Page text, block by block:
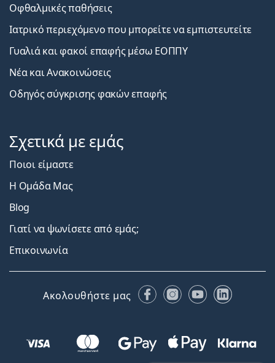
Οφθαλμικές παθήσεις
Ιατρικό περιεχόμενο που μπορείτε να εμπιστευτείτε
Γυαλιά και φακοί επαφής μέσω ΕΟΠΠΥ
Νέα και Ανακοινώσεις
Οδηγός σύγκρισης φακών επαφής
Σχετικά με εμάς
Ποιοι είμαστε
Η Ομάδα Μας
Blog
Γιατί να ψωνίσετε από εμάς;
Επικοινωνία
Ακολουθήστε μας FacebookInstagram
YouTubeLinkedIn